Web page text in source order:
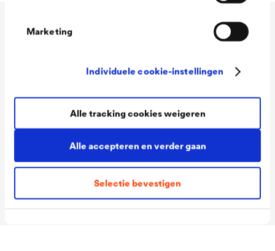
Marketing
Individuele cookie-instellingen
Alle accepteren en verder gaan
Selectie bevestigen
Alle tracking cookies weigeren
Technische gegevens
Wit
Packaging Sizes
1,0 L / 2,5 L
Packaging Sizes
1,0 L / 2,5 L